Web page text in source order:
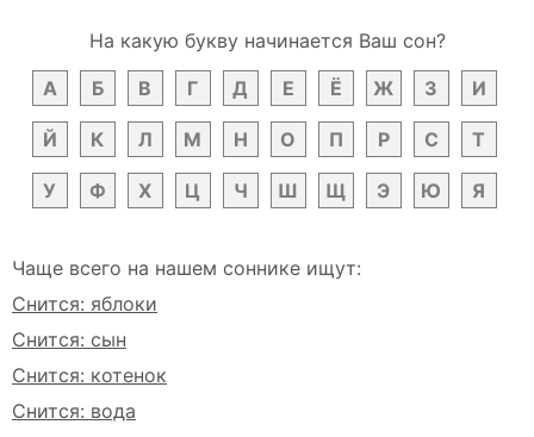
На какую букву начинается Ваш сон?
А
Б В Г Д Е Ё Ж З И
Й К Л М Н О П Р С Т
У Ф Х Ц Ч Ш Щ Э Ю Я
Чаще всего на нашем соннике ищут:
Снится: яблоки
Снится: сын
Снится: котенок
Снится: вода